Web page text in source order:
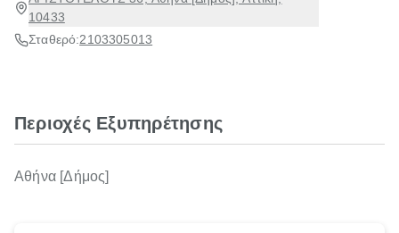
10433
Σταθερό:2103305013
Περιοχές Εξυπηρέτησης
Αθήνα [Δήμος]